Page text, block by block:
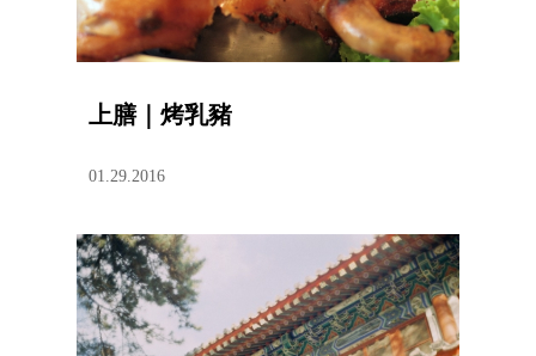
上膳｜烤乳豬
01.29.2016